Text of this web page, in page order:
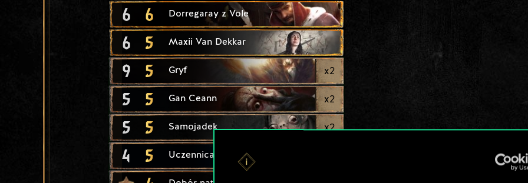
6 6 Dorregaray z Vole
6 5 Maxii Van Dekkar
9 5 Gryf x2
5 5 Gan Ceann x2
5 5 Samojadek x2
4 5 Uczennica wiedźmy